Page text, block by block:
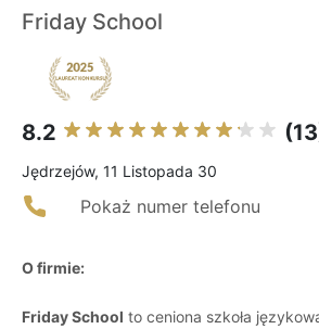
Friday School
8.2
Jędrzejów, 11 Listopada 30
Pokaż numer telefonu
O firmie:
Friday School to ceniona szkoła